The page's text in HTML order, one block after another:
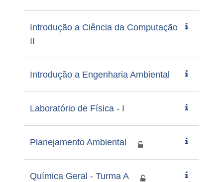
Introdução a Ciência da Computação
II
Introdução a Engenharia Ambiental
Laboratório de Física - I
Planejamento Ambiental
Química Geral - Turma A